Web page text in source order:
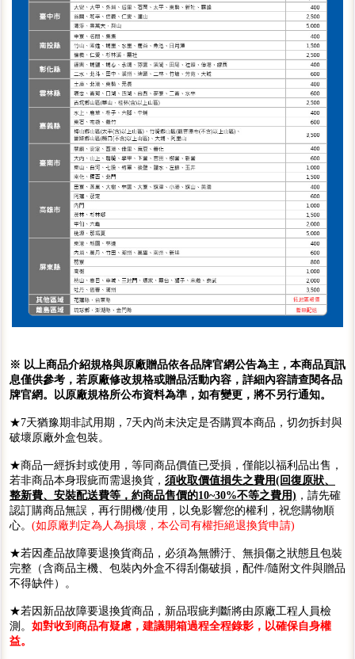
※ 以上商品介紹規格與原廠贈品依各品牌官網公告為主，本商品頁訊
息僅供參考，若原廠修改規格或贈品活動內容，詳細內容請查閱各品
牌官網。以原廠規格所公布資料為準，如有變更，將不另行通知。
★7天猶豫期非試用期，7天內尚未決定是否購買本商品，切勿拆封與
破壞原廠外盒包裝。
★商品一經拆封或使用，等同商品價值已受損，僅能以福利品出售，
若非商品本身瑕疵而需退換貨， 須收取價值損失之費用(回復原狀、
整新費、安裝配送費等，約商品售價的10~30%不等之費用) ，請先確
認訂購商品無誤，再行開機/使用，以免影響您的權利，祝您購物順
心。 (如原廠判定為人為損壞，本公司有權拒絕退換貨申請)
★若因產品故障要退換貨商品，必須為無髒汙、無損傷之狀態且包裝
完整（含商品主機、包裝內外盒不得刮傷破損，配件/隨附文件與贈品
不得缺件）。
★若因新品故障要退換貨商品，新品瑕疵判斷將由原廠工程人員檢
測。 如對收到商品有疑慮，建議開箱過程全程錄影，以確保自身權
益。